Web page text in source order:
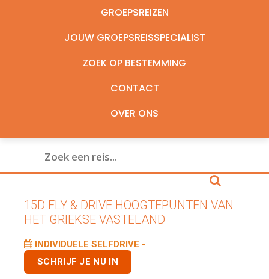
GROEPSREIZEN
JOUW GROEPSREISSPECIALIST
ZOEK OP BESTEMMING
CONTACT
OVER ONS
15D FLY & DRIVE HOOGTEPUNTEN VAN
HET GRIEKSE VASTELAND
INDIVIDUELE SELFDRIVE -
SCHRIJF JE NU IN